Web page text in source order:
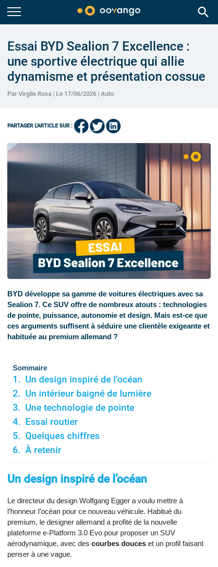
search
Essai BYD Sealion 7 Excellence :
une sportive électrique qui allie
dynamisme et présentation cossue
Par Virgile Rosa | Le 17/06/2026 | Auto
PARTAGER L'ARTICLE SUR :
BYD développe sa gamme de voitures électriques avec sa
Sealion 7. Ce SUV offre de nombreux atouts : technologies
de pointe, puissance, autonomie et design. Mais est-ce que
ces arguments suffisent à séduire une clientèle exigeante et
habituée au premium allemand ?
Sommaire
Un design inspiré de l’océan
Un intérieur baigné de lumière
Une technologie de pointe
Essai routier
Quelques chiffres
À retenir
Un design inspiré de l’océan
Le directeur du design Wolfgang Egger a voulu mettre à
l’honneur l’océan pour ce nouveau véhicule. Habitué du
premium, le designer allemand a profité de la nouvelle
plateforme e-Platform 3.0 Evo pour proposer un SUV
aérodynamique, avec des courbes douces et un profil faisant
penser à une vague.